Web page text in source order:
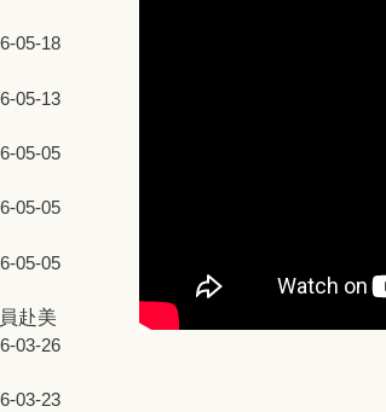
05-18
05-13
05-05
05-05
05-05
赴美
03-26
03-23